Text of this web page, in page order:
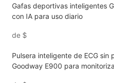
Gafas deportivas inteligentes
con IA para uso diario
de $
Pulsera inteligente de ECG sin
Goodway E900 para